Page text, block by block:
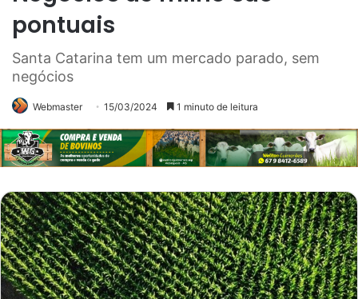
pontuais
Santa Catarina tem um mercado parado, sem
negócios
Webmaster 15/03/2024 1 minuto de leitura